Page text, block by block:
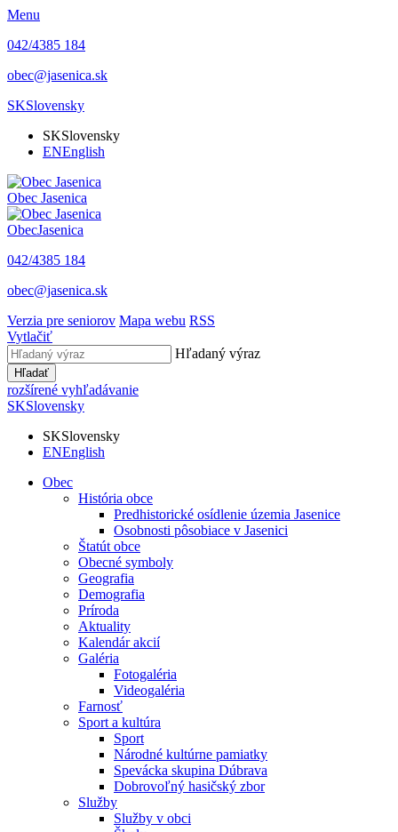
Menu
042/4385 184
obec@jasenica.sk
SKSlovensky
SKSlovensky
ENEnglish
Obec Jasenica
ObecJasenica
042/4385 184
obec@jasenica.sk
Verzia pre seniorov Mapa webu RSS
Vytlačiť
Hľadaný výraz
Hľadať
rozšírené vyhľadávanie
SKSlovensky
SKSlovensky
ENEnglish
Obec
História obce
Predhistorické osídlenie územia Jasenice
Osobnosti pôsobiace v Jasenici
Štatút obce
Obecné symboly
Geografia
Demografia
Príroda
Aktuality
Kalendár akcií
Galéria
Fotogaléria
Videogaléria
Farnosť
Sport a kultúra
Sport
Národné kultúrne pamiatky
Spevácka skupina Dúbrava
Dobrovoľný hasičský zbor
Služby
Služby v obci